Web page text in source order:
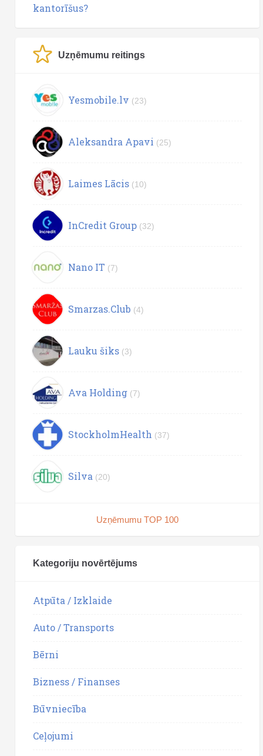
kantorīšus?
Uzņēmumu reitings
Yesmobile.lv (23)
Aleksandra Apavi (25)
Laimes Lācis (10)
InCredit Group (32)
Nano IT (7)
Smarzas.Club (4)
Lauku šiks (3)
Ava Holding (7)
StockholmHealth (37)
Silva (20)
Uzņēmumu TOP 100
Kategoriju novērtējums
Atpūta / Izklaide
Auto / Transports
Bērni
Bizness / Finanses
Būvniecība
Ceļojumi